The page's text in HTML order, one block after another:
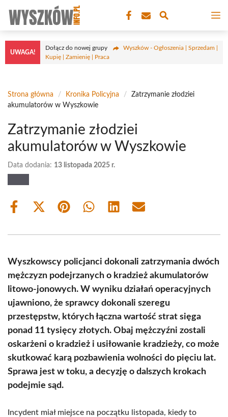
treści
UWAGA!
Dołącz do nowej grupy
Wyszków - Ogłoszenia | Sprzedam |
Kupię | Zamienię | Praca
Strona główna / Kronika Policyjna /
Zatrzymanie złodziei
akumulatorów w Wyszkowie
Zatrzymanie złodziei
akumulatorów w Wyszkowie
Data dodania: 13 listopada 2025 r.
Share
Share
(Twitter)
Share Share Share Share
Wyszkowscy policjanci dokonali zatrzymania dwóch
mężczyzn podejrzanych o kradzież akumulatorów
litowo-jonowych. W wyniku działań operacyjnych
ujawniono, że sprawcy dokonali szeregu
przestępstw, których łączna wartość strat sięga
ponad 11 tysięcy złotych. Obaj mężczyźni zostali
oskarżeni o kradzież i usiłowanie kradzieży, co może
skutkować karą pozbawienia wolności do pięciu lat.
Sprawa jest w toku, a decyzję o dalszych krokach
podejmie sąd.
Incydent miał miejsce na początku listopada, kiedy to